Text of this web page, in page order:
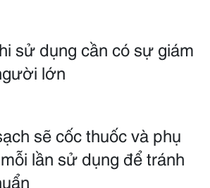
sử dụng cần có sự giám
lớn
sẽ cốc thuốc và phụ
lần sử dụng để tránh